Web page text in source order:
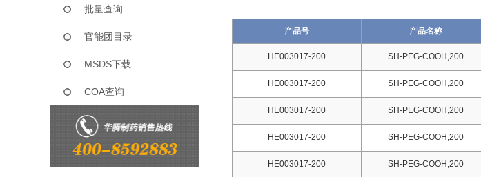
批量查询
官能团目录
MSDS下载
COA查询
产品号 产品名称
HE003017-200 SH-PEG-COOH,200
HE003017-200 SH-PEG-COOH,200
HE003017-200 SH-PEG-COOH,200
HE003017-200 SH-PEG-COOH,200
HE003017-200 SH-PEG-COOH,200